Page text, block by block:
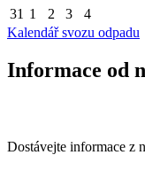
31 1 2 3 4
Kalendář svozu odpadu
Informace od
Dostávejte informace z